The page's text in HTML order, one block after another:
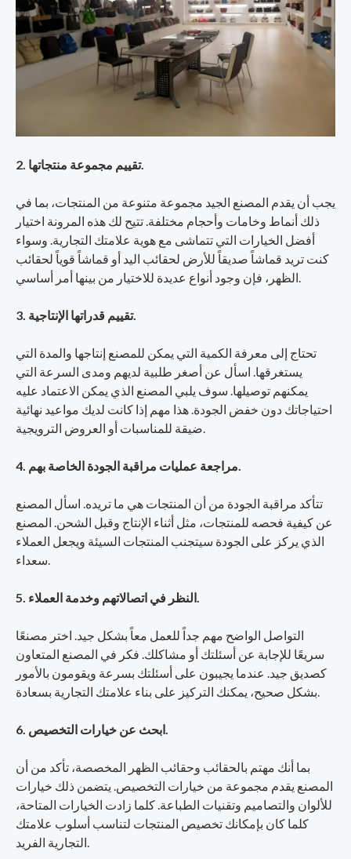
2. تقييم مجموعة منتجاتها.
يجب أن يقدم المصنع الجيد مجموعة متنوعة من المنتجات، بما في
ذلك أنماط وخامات وأحجام مختلفة. تتيح لك هذه المرونة اختيار
أفضل الخيارات التي تتماشى مع هوية علامتك التجارية. وسواء
كنت تريد قماشاً صديقاً للأرض لحقائب اليد أو قماشاً قوياً لحقائب
الظهر، فإن وجود أنواع عديدة للاختيار من بينها أمر أساسي.
3. تقييم قدراتها الإنتاجية.
تحتاج إلى معرفة الكمية التي يمكن للمصنع إنتاجها والمدة التي
يستغرقها. اسأل عن أصغر طلبية لديهم ومدى السرعة التي
يمكنهم توصيلها. سوف يلبي المصنع الذي يمكن الاعتماد عليه
احتياجاتك دون خفض الجودة. هذا مهم إذا كانت لديك مواعيد نهائية
ضيقة للمناسبات أو العروض الترويجية.
4. مراجعة عمليات مراقبة الجودة الخاصة بهم.
تتأكد مراقبة الجودة من أن المنتجات هي ما تريده. اسأل المصنع
عن كيفية فحصه للمنتجات، مثل أثناء الإنتاج وقبل الشحن. المصنع
الذي يركز على الجودة سيتجنب المنتجات السيئة ويجعل العملاء
سعداء.
5. النظر في اتصالاتهم وخدمة العملاء.
التواصل الواضح مهم جداً للعمل معاً بشكل جيد. اختر مصنعًا
سريعًا للإجابة عن أسئلتك أو مشاكلك. فكر في المصنع المتعاون
كصديق جيد. عندما يجيبون على أسئلتك بسرعة ويقومون بالأمور
بشكل صحيح، يمكنك التركيز على بناء علامتك التجارية بسعادة.
6. ابحث عن خيارات التخصيص.
بما أنك مهتم بالحقائب وحقائب الظهر المخصصة، تأكد من أن
المصنع يقدم مجموعة من خيارات التخصيص. يتضمن ذلك خيارات
للألوان والتصاميم وتقنيات الطباعة. كلما زادت الخيارات المتاحة،
كلما كان بإمكانك تخصيص المنتجات لتناسب أسلوب علامتك
التجارية الفريد.